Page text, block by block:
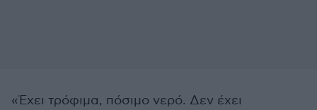
«Έχει τρόφιμα, πόσιμο νερό. Δεν έχει